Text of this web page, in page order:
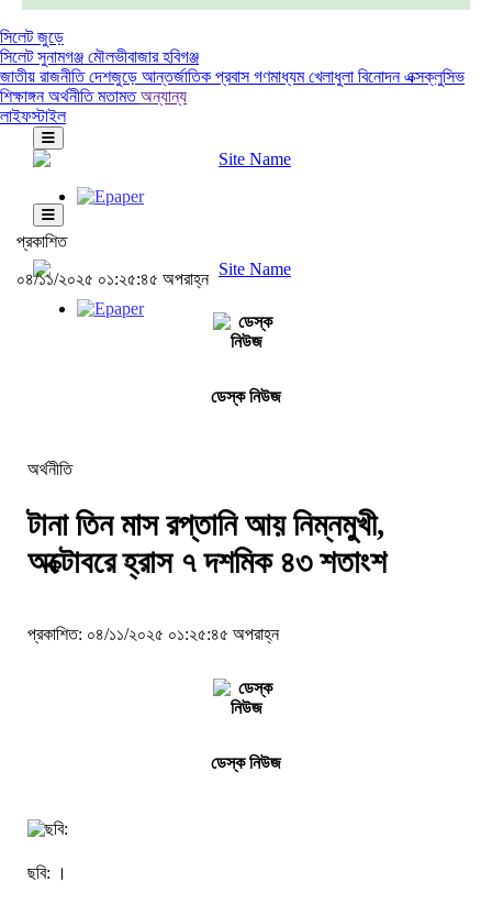
সিলেট জুড়ে
সিলেটসুনামগঞ্জ মৌলভীবাজারহবিগঞ্জ
জাতীয় রাজনীতিদেশজুড়ে আন্তর্জাতিক প্রবাসগণমাধ্যমখেলাধুলা বিনোদনএক্সক্লুসিভ
শিক্ষাঙ্গনঅর্থনীতিমতামতঅন্যান্য
লাইফস্টাইল
প্রকাশিত
০৪/১১/২০২৫ ০১:২৫:৪৫ অপরাহ্ন
ডেস্ক নিউজ
অর্থনীতি
টানা তিন মাস রপ্তানি আয় নিম্নমুখী,
অক্টোবরে হ্রাস ৭ দশমিক ৪৩ শতাংশ
প্রকাশিত: ০৪/১১/২০২৫ ০১:২৫:৪৫ অপরাহ্ন
ডেস্ক নিউজ
ছবি: ।